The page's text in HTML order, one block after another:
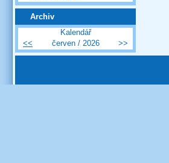
Archiv
Kalendář
<<
červen / 2026 >>